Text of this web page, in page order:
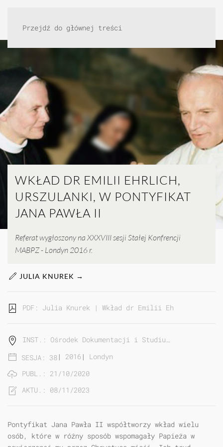
Przejdź do głównej treści
WKŁAD DR EMILII EHRLICH,
URSZULANKI, W PONTYFIKAT
JANA PAWŁA II
Referat wygłoszony na XXXVIII sesji Stałej Konfrencji
MABPZ - Londyn 2016 r.
Pontyfikat Jana Pawła II współtworzy wkład wielu
osób, które w różny sposób wspomagały Papieża w
JULIA KNUREK →
PDF: Julia Knurek | Wkład dr Emilii Ehrlich,
INST.: Ośrodek Dokumentacji i Studiu…
SESJA: 38| 2016 | Londyn
PUBL.: 21/10/2020
AKTU.: 08/11/2023